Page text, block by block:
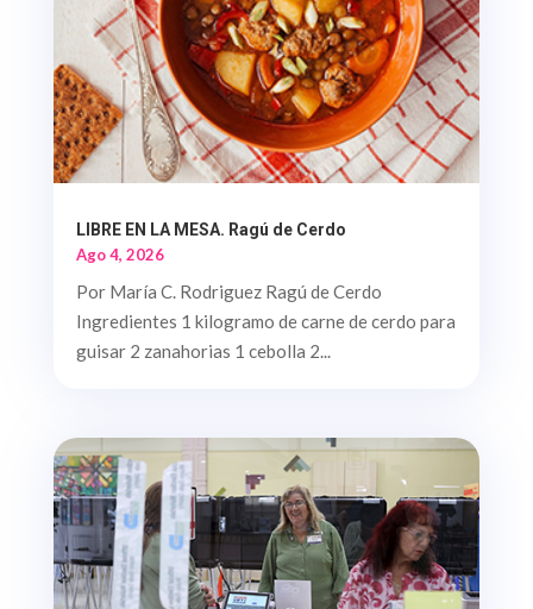
LIBRE EN LA MESA. Ragú de Cerdo
Ago 4, 2026
Por María C. Rodriguez Ragú de Cerdo
Ingredientes 1 kilogramo de carne de cerdo para
guisar 2 zanahorias 1 cebolla 2...